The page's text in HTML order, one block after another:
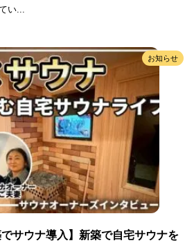
い...
お知らせ
サウナ導入】新築で自宅サウナを